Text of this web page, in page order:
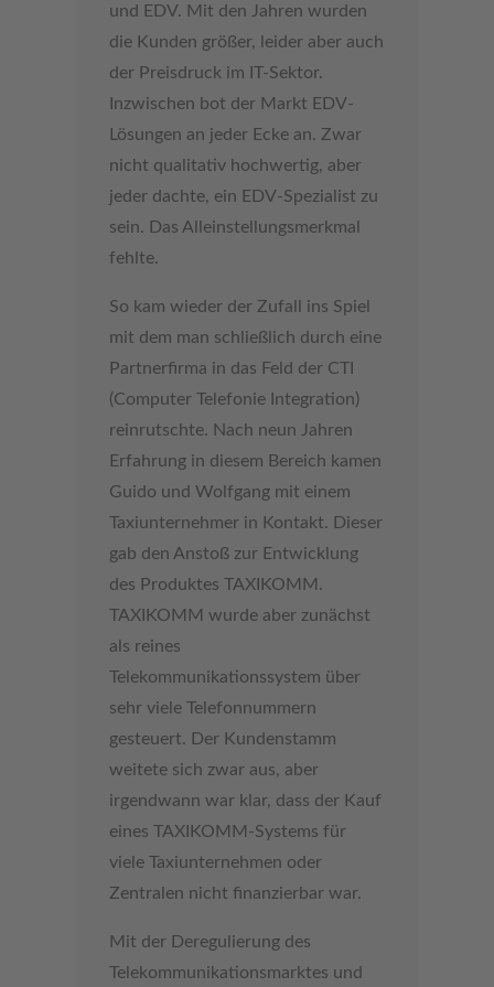
und EDV. Mit den Jahren wurden
die Kunden größer, leider aber auch
der Preisdruck im IT-Sektor.
Inzwischen bot der Markt EDV-
Lösungen an jeder Ecke an. Zwar
nicht qualitativ hochwertig, aber
jeder dachte, ein EDV-Spezialist zu
sein. Das Alleinstellungsmerkmal
fehlte.
So kam wieder der Zufall ins Spiel
mit dem man schließlich durch eine
Partnerfirma in das Feld der CTI
(Computer Telefonie Integration)
reinrutschte. Nach neun Jahren
Erfahrung in diesem Bereich kamen
Guido und Wolfgang mit einem
Taxiunternehmer in Kontakt. Dieser
gab den Anstoß zur Entwicklung
des Produktes TAXIKOMM.
TAXIKOMM wurde aber zunächst
als reines
Telekommunikationssystem über
sehr viele Telefonnummern
gesteuert. Der Kundenstamm
weitete sich zwar aus, aber
irgendwann war klar, dass der Kauf
eines TAXIKOMM-Systems für
viele Taxiunternehmen oder
Zentralen nicht finanzierbar war.
Mit der Deregulierung des
Telekommunikationsmarktes und